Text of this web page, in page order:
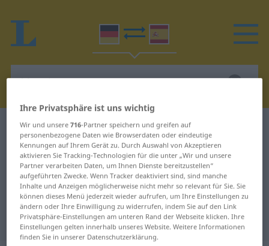
Deutsch-Spanisch Wörterbuch Messingguss
Deutsch-Spanisch Übersetzung für
"Messingguss"
"Messingguss" Spanisch
Übersetzung
Ihre Privatsphäre ist uns wichtig
Wir und unsere716-Partner speichern und greifen auf
personenbezogene Daten wie Browserdaten oder eindeutige
Kennungen auf Ihrem Gerät zu. Durch Auswahl von Akzeptieren
aktivieren Sie Tracking-Technologien für die unter „Wir und unsere
Partner verarbeiten Daten, um Ihnen Dienste bereitzustellen“
aufgeführten Zwecke. Wenn Tracker deaktiviert sind, sind manche
Inhalte und Anzeigen möglicherweise nicht mehr so relevant für Sie. Sie
können dieses Menü jederzeit wieder aufrufen, um Ihre Einstellungen zu
ändern oder Ihre Einwilligung zu widerrufen, indem Sie auf den Link
Privatsphäre-Einstellungen am unteren Rand der Webseite klicken. Ihre
Einstellungen gelten innerhalb unseres Website. Weitere Informationen
finden Sie in unserer Datenschutzerklärung.